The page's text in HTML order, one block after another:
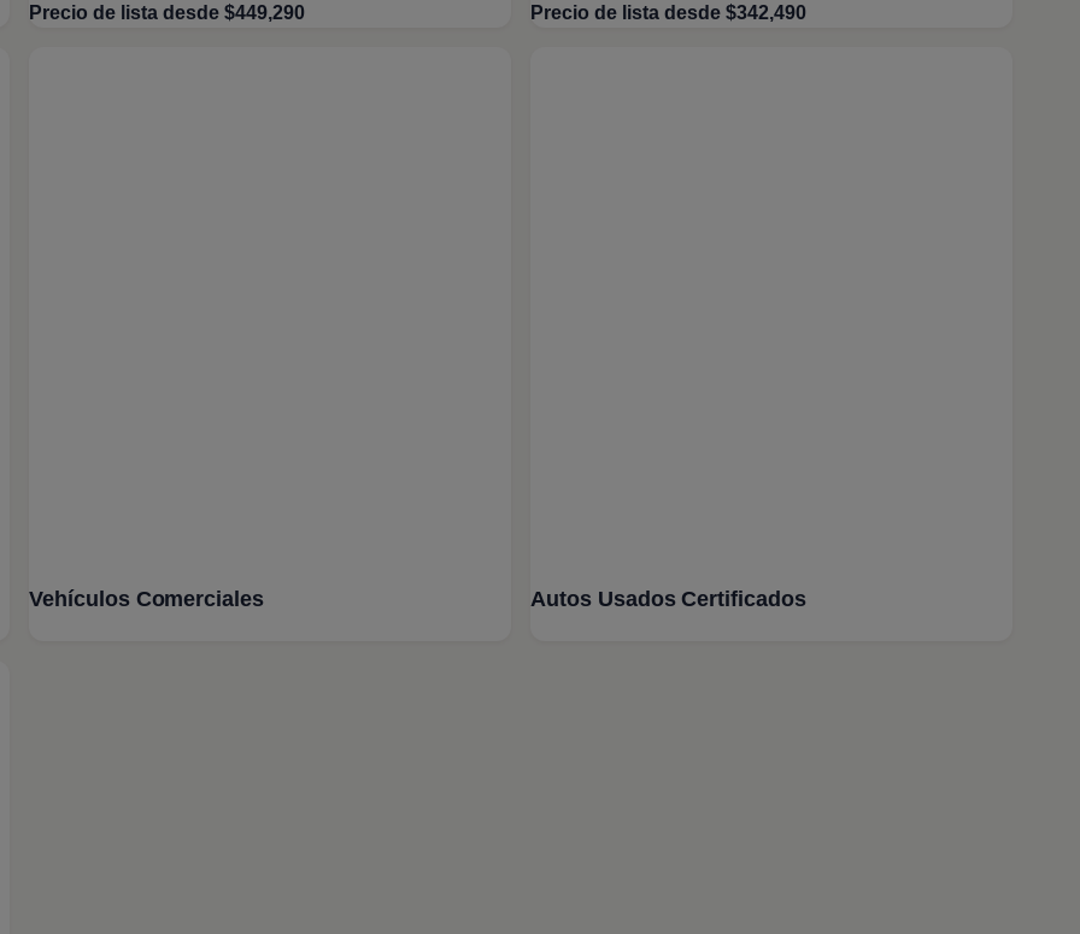
Precio de lista desde $449,290 Precio de lista desde $342,490
Vehículos Comerciales Autos Usados Certificados